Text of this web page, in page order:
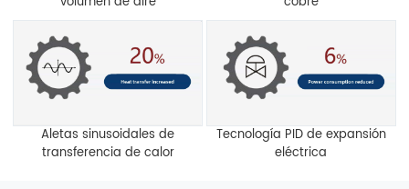
Aletas sinusoidales de
transferencia de calor
Tecnología PID de expansión
eléctrica